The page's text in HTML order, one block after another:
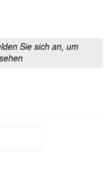
Sie sich an, um